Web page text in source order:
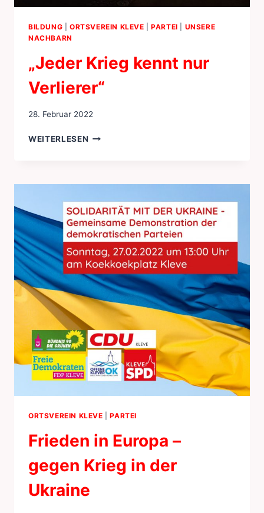
BILDUNG ORTSVEREIN KLEVE |PARTEI
UNSERE
NACHBARN
„Jeder Krieg kennt nur
Verlierer“
28. Februar 2022
WEITERLESEN „JEDER
VERLIERER“
ORTSVEREIN KLEVE |PARTEI
Frieden in Europa –
gegen Krieg in der
Ukraine